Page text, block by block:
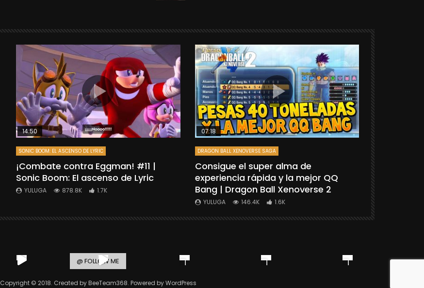
14:50
SONIC BOOM: EL ASCENSO DE LYRIC
¡Combate contra Eggman! #11 |
Sonic Boom: El ascenso de Lyric
YULUGA 878.8K 1.7K
07:18
DRAGON BALL XENOVERSE SAGA
Consigue el super alma de
experiencia rápida y la mejor QQ
Bang | Dragon Ball Xenoverse 2
YULUGA 146.4K 1.6K
[TUTORIAL]
“GOKU
BALL
@ FOLLOW ME
Copyright © 2018. Created by BeeTeam368. Powered by WordPress